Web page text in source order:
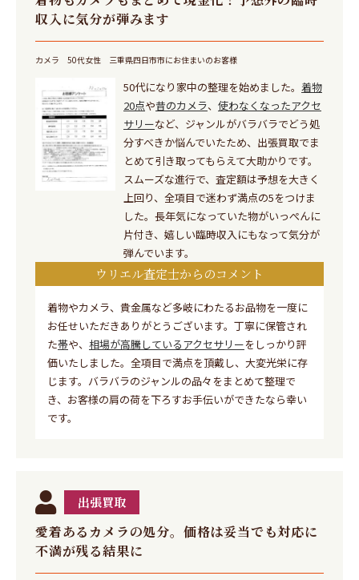
収入に気分が弾みます
カメラ 50代女性 三重県四日市市にお住まいのお客様
50代になり家中の整理を始めました。 着物
20点や昔のカメラ、 使わなくなったアクセ
サリーなど、ジャンルがバラバラでどう処
分すべきか悩んでいたため、出張買取でま
とめて引き取ってもらえて大助かりです。
スムーズな進行で、査定額は予想を大きく
上回り、全項目で迷わず満点の5をつけま
した。長年気になっていた物がいっぺんに
片付き、嬉しい臨時収入にもなって気分が
弾んでいます。
ウリエル査定士からのコメント
着物やカメラ、貴金属など多岐にわたるお品物を一度に
お任せいただきありがとうございます。丁寧に保管され
た帯や、 相場が高騰しているアクセサリーをしっかり評
価いたしました。全項目で満点を頂戴し、大変光栄に存
じます。バラバラのジャンルの品々をまとめて整理で
き、お客様の肩の荷を下ろすお手伝いができたなら幸い
です。
愛着あるカメラの処分。価格は妥当でも対応に
不満が残る結果に
出張買取